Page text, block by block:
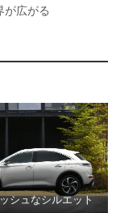
が広がる
シュなシルエット